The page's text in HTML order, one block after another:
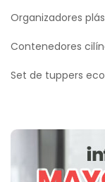
Organizadores
Contenedores
Set de tuppers